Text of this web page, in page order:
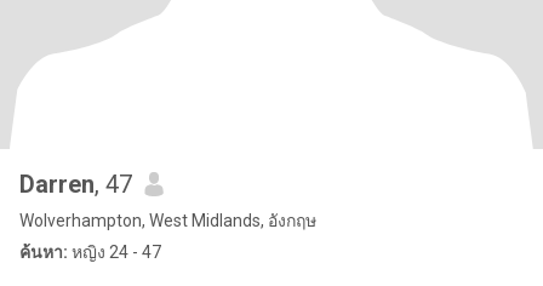
Darren, 47
Wolverhampton, West Midlands, อังกฤษ
ค้นหา: หญิง 24 - 47